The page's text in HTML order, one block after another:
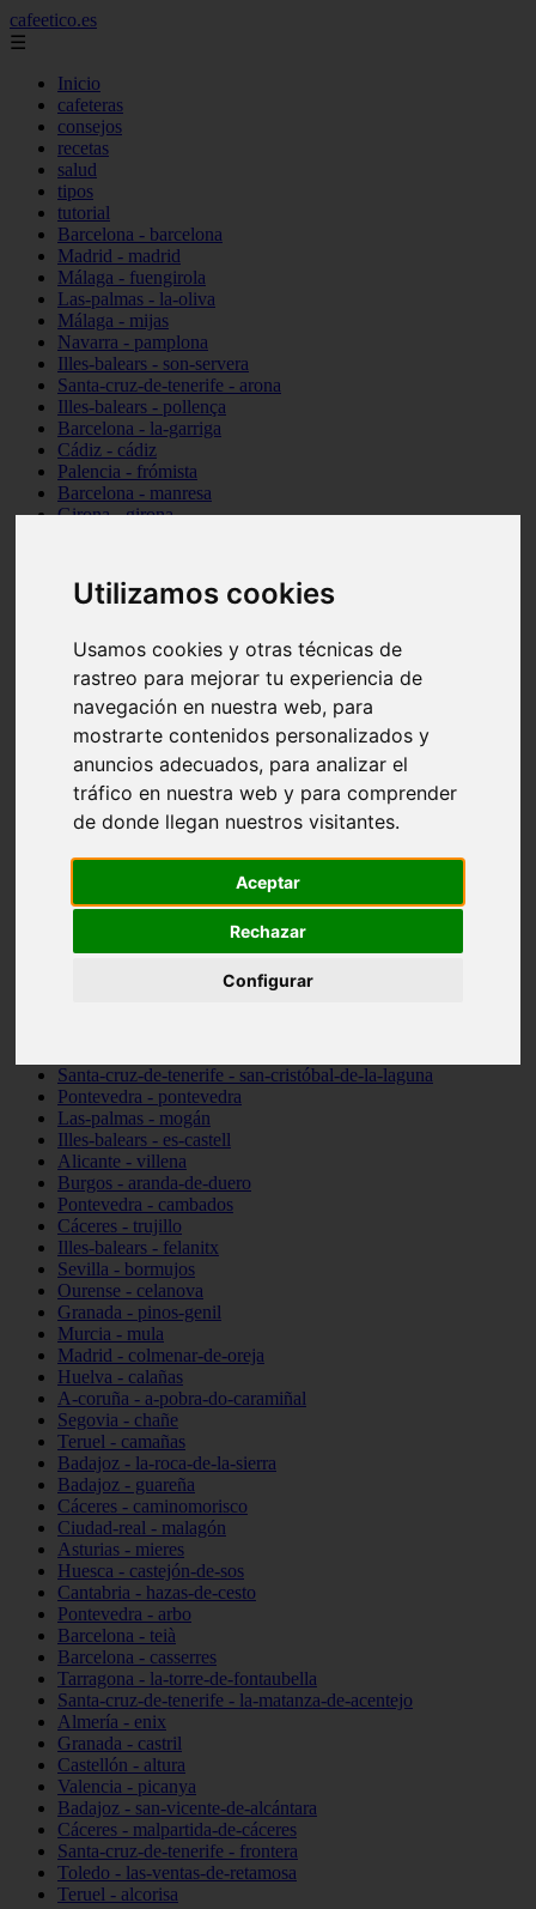
Utilizamos cookies
Usamos cookies y otras técnicas de
rastreo para mejorar tu experiencia de
navegación en nuestra web, para
mostrarte contenidos personalizados y
anuncios adecuados, para analizar el
tráfico en nuestra web y para comprender
de donde llegan nuestros visitantes.
Aceptar
Rechazar
Configurar
cafeetico.es
☰
Inicio
cafeteras
consejos
recetas
salud
tipos
tutorial
Barcelona - barcelona
Madrid - madrid
Málaga - fuengirola
Las-palmas - la-oliva
Málaga - mijas
Navarra - pamplona
Illes-balears - son-servera
Santa-cruz-de-tenerife - arona
Illes-balears - pollença
Barcelona - la-garriga
Cádiz - cádiz
Palencia - frómista
Barcelona - manresa
Girona - girona
Valencia - valencia
Málaga - nerja
A-coruña - santiago-de-compostela
Tarragona - tarragona
Asturias - gijón
Girona - figueres
Madrid - leganés
Almería - roquetas-de-mar
Girona - tossa-de-mar
Barcelona - sant-cugat-del-vallès
Alicante - l39alfàs-del-pi
Barcelona - vilanova-i-la-geltrú
Illes-balears - alcúdia
Illes-balears - sant-antoni-de-portmany
Santa-cruz-de-tenerife - san-cristóbal-de-la-laguna
Pontevedra - pontevedra
Las-palmas - mogán
Illes-balears - es-castell
Alicante - villena
Burgos - aranda-de-duero
Pontevedra - cambados
Cáceres - trujillo
Illes-balears - felanitx
Sevilla - bormujos
Ourense - celanova
Granada - pinos-genil
Murcia - mula
Madrid - colmenar-de-oreja
Huelva - calañas
A-coruña - a-pobra-do-caramiñal
Segovia - chañe
Teruel - camañas
Badajoz - la-roca-de-la-sierra
Badajoz - guareña
Cáceres - caminomorisco
Ciudad-real - malagón
Asturias - mieres
Huesca - castejón-de-sos
Cantabria - hazas-de-cesto
Pontevedra - arbo
Barcelona - teià
Barcelona - casserres
Tarragona - la-torre-de-fontaubella
Santa-cruz-de-tenerife - la-matanza-de-acentejo
Almería - enix
Granada - castril
Castellón - altura
Valencia - picanya
Badajoz - san-vicente-de-alcántara
Cáceres - malpartida-de-cáceres
Santa-cruz-de-tenerife - frontera
Toledo - las-ventas-de-retamosa
Teruel - alcorisa